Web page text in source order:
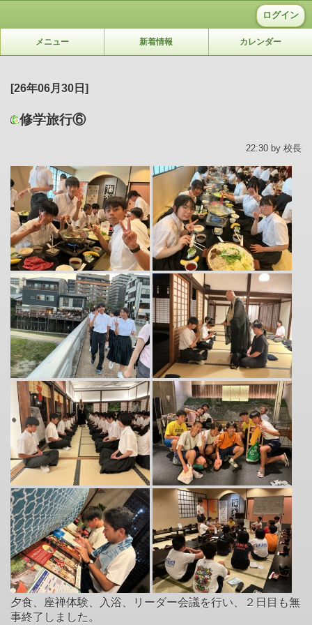
ログイン
メニュー 新着情報 カレンダー
[26年06月30日]
修学旅行⑥
22:30 by 校長
夕食、座禅体験、入浴、リーダー会議を行い、２日目も無
事終了しました。